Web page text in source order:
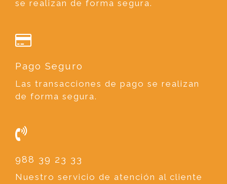
se realizan de forma segura.
Pago Seguro
Las transacciones de pago se realizan
de forma segura.
988 39 23 33
Nuestro servicio de atención al cliente